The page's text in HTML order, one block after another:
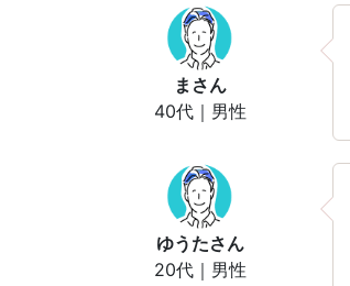
ま さん
40代｜男性
ゆうたさん
20代｜男性